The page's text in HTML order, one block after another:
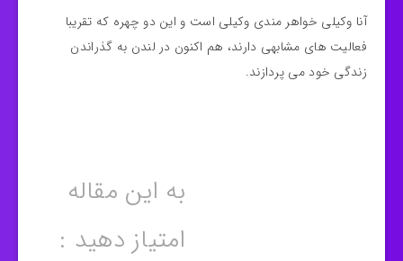
آنا وکیلی خواهر مندی وکیلی است و این دو چهره که تقریبا
فعالیت های مشابهی دارند، هم اکنون در لندن به گذراندن
زندگی خود می پردازند.
به این مقاله
امتیاز دهید :